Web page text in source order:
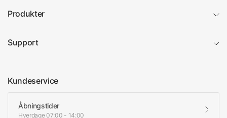
Produkter
Support
Kundeservice
Åbningstider
Hverdage 07:00 - 14:00